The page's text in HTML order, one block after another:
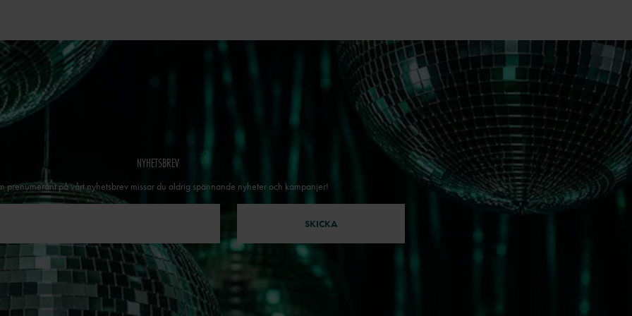
NYHETSBREV
prenumerant på vårt nyhetsbrev missar du aldrig spännande nyheter och kampanjer!
SKICKA